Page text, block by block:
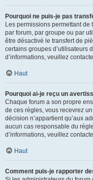
Pourquoi ne puis-je pas
Les permissions permettant
par forum, par groupe ou par
être désactivé le transfert de
certains groupes d’utilisateurs
d’informations, veuillez
Haut
Pourquoi ai-je reçu un
Chaque forum a son propre
de ces règles, vous recevrez
décision n’appartient qu’aux
aucun cas responsable du
d’informations, veuillez
Haut
Comment puis-je rapporter